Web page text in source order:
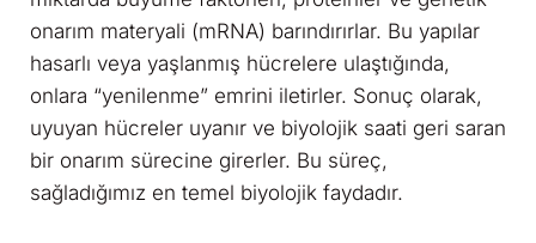
onarım materyali (mRNA) barındırırlar. Bu yapılar
hasarlı veya yaşlanmış hücrelere ulaştığında,
onlara “yenilenme” emrini iletirler. Sonuç olarak,
uyuyan hücreler uyanır ve biyolojik saati geri saran
bir onarım sürecine girerler. Bu süreç,
sağladığımız en temel biyolojik faydadır.